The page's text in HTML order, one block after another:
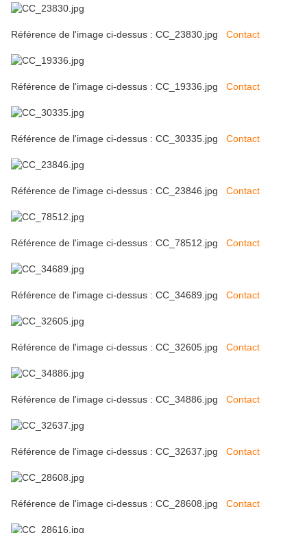
Référence de l'image ci-dessus : CC_23830.jpg Contact
Référence de l'image ci-dessus : CC_19336.jpg Contact
Référence de l'image ci-dessus : CC_30335.jpg Contact
Référence de l'image ci-dessus : CC_23846.jpg Contact
Référence de l'image ci-dessus : CC_78512.jpg Contact
Référence de l'image ci-dessus : CC_34689.jpg Contact
Référence de l'image ci-dessus : CC_32605.jpg Contact
Référence de l'image ci-dessus : CC_34886.jpg Contact
Référence de l'image ci-dessus : CC_32637.jpg Contact
Référence de l'image ci-dessus : CC_28608.jpg Contact